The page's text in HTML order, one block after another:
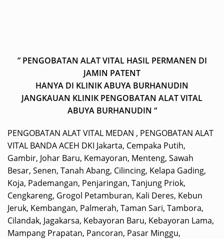
” PENGOBATAN ALAT VITAL HASIL PERMANEN DI
JAMIN PATENT
HANYA DI KLINIK ABUYA BURHANUDIN
JANGKAUAN KLINIK PENGOBATAN ALAT VITAL
ABUYA BURHANUDIN “
PENGOBATAN ALAT VITAL MEDAN , PENGOBATAN ALAT
VITAL BANDA ACEH DKI Jakarta, Cempaka Putih,
Gambir, Johar Baru, Kemayoran, Menteng, Sawah
Besar, Senen, Tanah Abang, Cilincing, Kelapa Gading,
Koja, Pademangan, Penjaringan, Tanjung Priok,
Cengkareng, Grogol Petamburan, Kali Deres, Kebun
Jeruk, Kembangan, Palmerah, Taman Sari, Tambora,
Cilandak, Jagakarsa, Kebayoran Baru, Kebayoran Lama,
Mampang Prapatan, Pancoran, Pasar Minggu,